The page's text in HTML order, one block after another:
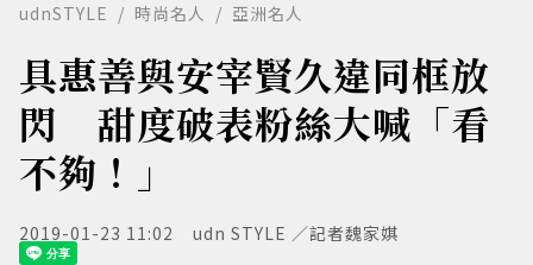
udnSTYLE 時尚名人 亞洲名人
具惠善與安宰賢久違同框放
閃 甜度破表粉絲大喊「看
不夠！」
2019-01-23 11:02 udn STYLE ／記者魏家娸